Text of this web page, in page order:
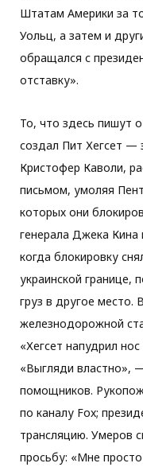
Штатам Америки за
Уольц, а затем и
обращался с
отставку».
То, что здесь пишут
создал Пит Хегсет —
Кристофер Каволи,
письмом, умоляя
которых они
генерала Джека Кина
когда блокировку
украинской границе,
груз в другое место.
железнодорожной
«Хегсет напудрил
«Выгляди властно»,
помощников.
по каналу Fox;
трансляцию. Умеров
просьбу: «Мне